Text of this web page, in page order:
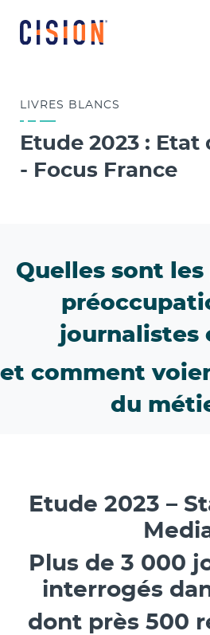
LIVRES BLANCS
Etude 2023 : Etat
- Focus France
Quelles sont
journalistes
et comment
du
Etude 2023 –
Plus de 3 000
interrogés
dont près 500